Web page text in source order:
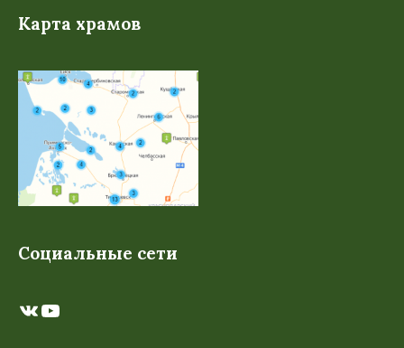
Карта храмов
Социальные сети
ВКонтакте
YouTube